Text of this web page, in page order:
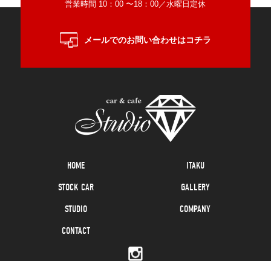
営業時間 10：00 〜18：00／水曜日定休
メールでのお問い合わせはコチラ
HOME
ITAKU
STOCK CAR
GALLERY
STUDIO
COMPANY
CONTACT